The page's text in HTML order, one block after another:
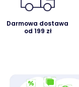
Darmowa dostawa
od 199 zł